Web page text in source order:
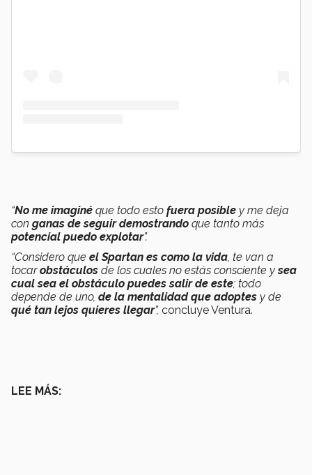
“No me imaginé que todo esto fuera posible y me deja
con ganas de seguir demostrando que tanto más
potencial puedo explotar”.
“Considero que el Spartan es como la vida, te van a
tocarobstáculos de los cuales no estás consciente ysea
cual sea el obstáculo puedes salir de este; todo
depende de uno, de la mentalidad que adoptes y de
qué tan lejos quieres llegar”, concluye Ventura.
LEE MÁS: